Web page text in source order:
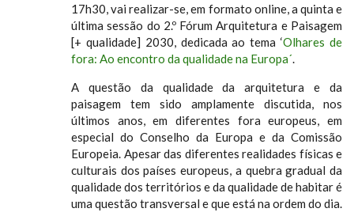
17h30, vai realizar-se, em formato online, a quinta e
última sessão do 2.º Fórum Arquitetura e Paisagem
[+ qualidade] 2030, dedicada ao tema ‘Olhares de
fora: Ao encontro da qualidade na Europa´.
A questão da qualidade da arquitetura e da
paisagem tem sido amplamente discutida, nos
últimos anos, em diferentes fora europeus, em
especial do Conselho da Europa e da Comissão
Europeia. Apesar das diferentes realidades físicas e
culturais dos países europeus, a quebra gradual da
qualidade dos territórios e da qualidade de habitar é
uma questão transversal e que está na ordem do dia.